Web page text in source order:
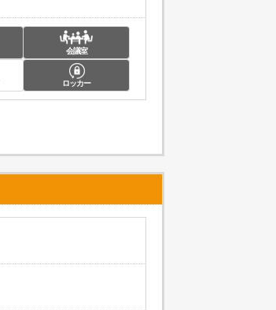
会議室
ロッカー